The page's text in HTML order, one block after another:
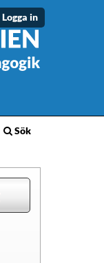
Sök
Logga in